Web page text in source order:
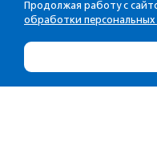
Продолжая работу с
обработки